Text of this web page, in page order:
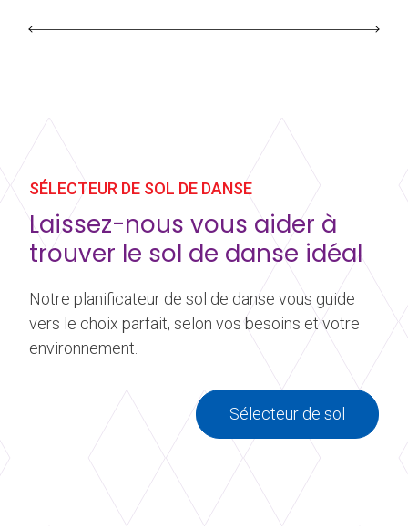
SÉLECTEUR DE SOL DE DANSE
Laissez-nous vous aider à
trouver le sol de danse idéal
Notre planificateur de sol de danse vous guide
vers le choix parfait, selon vos besoins et votre
environnement.
Sélecteur de sol